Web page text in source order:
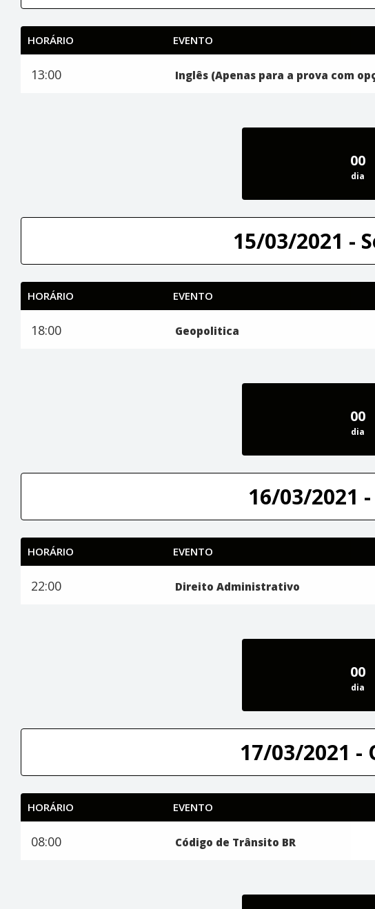
HORÁRIO EVENTO
13:00 Inglês (Apenas para a prova com
00
dia
15/03/2021 -
HORÁRIO EVENTO
18:00 Geopolitica
00
dia
16/03/2021
HORÁRIO EVENTO
22:00 Direito Administrativo
00
dia
17/03/2021 -
HORÁRIO EVENTO
08:00 Código de Trânsito BR